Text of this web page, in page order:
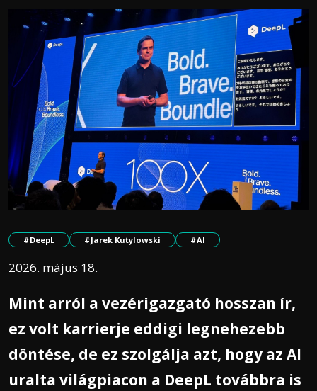
#DeepL #Jarek Kutylowski #AI
2026. május 18.
Mint arról a vezérigazgató hosszan ír,
ez volt karrierje eddigi legnehezebb
döntése, de ez szolgálja azt, hogy az AI
uralta világpiacon a DeepL továbbra is